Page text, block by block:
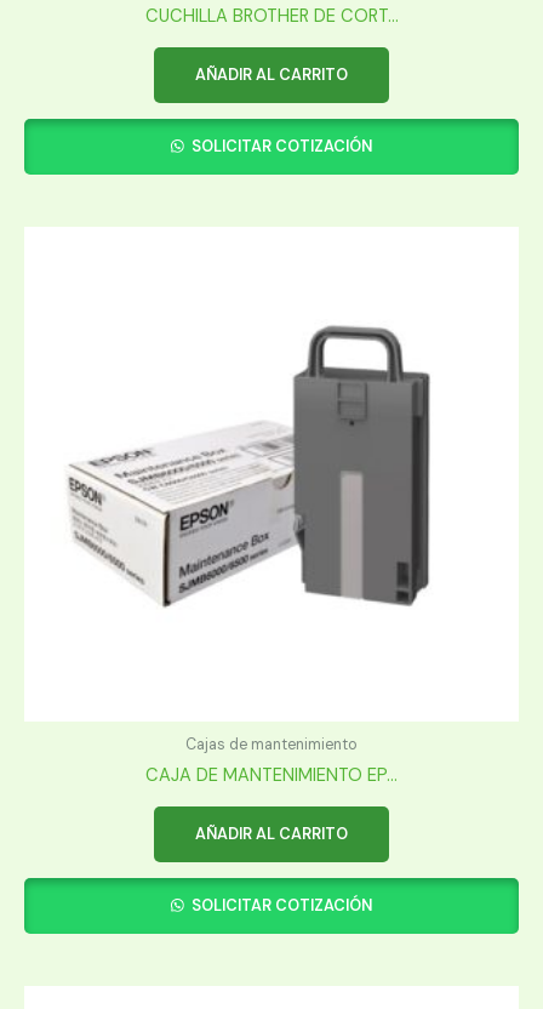
CUCHILLA BROTHER DE CORT...
AÑADIR AL CARRITO
SOLICITAR COTIZACIÓN
Cajas de mantenimiento
CAJA DE MANTENIMIENTO EP...
AÑADIR AL CARRITO
SOLICITAR COTIZACIÓN